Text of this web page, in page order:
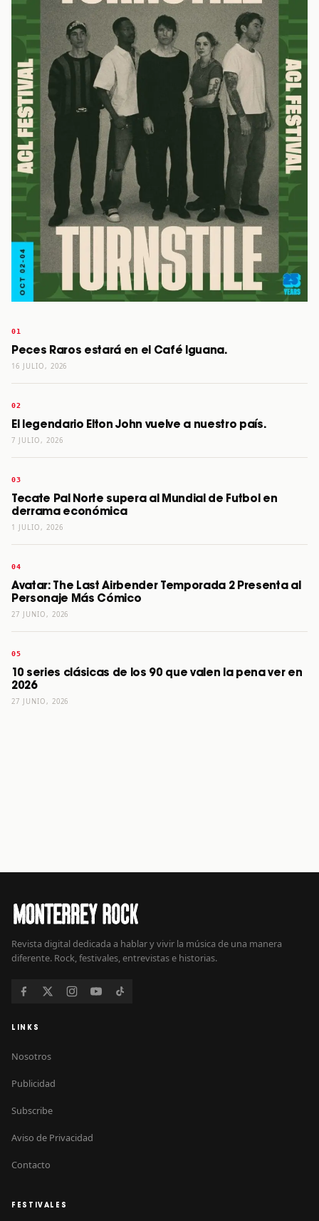
Peces Raros estará en el Café Iguana.
16 JULIO, 2026
El legendario Elton John vuelve a nuestro país.
7 JULIO, 2026
Tecate Pal Norte supera al Mundial de Futbol en
derrama económica
1 JULIO, 2026
Avatar: The Last Airbender Temporada 2 Presenta al
Personaje Más Cómico
27 JUNIO, 2026
10 series clásicas de los 90 que valen la pena ver en
2026
27 JUNIO, 2026
Revista digital dedicada a hablar y vivir la música de una manera
diferente. Rock, festivales, entrevistas e historias.
LINKS
Nosotros
Publicidad
Subscribe
Aviso de Privacidad
Contacto
FESTIVALES